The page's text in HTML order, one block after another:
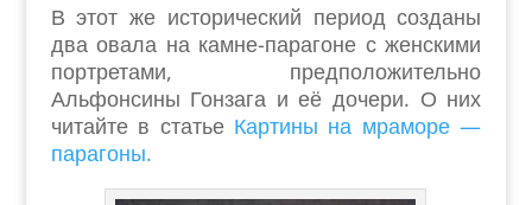
В этот же исторический период созданы
два овала на камне-парагоне с женскими
портретами, предположительно
Альфонсины Гонзага и её дочери. О них
читайте в статье Картины на мраморе —
парагоны.